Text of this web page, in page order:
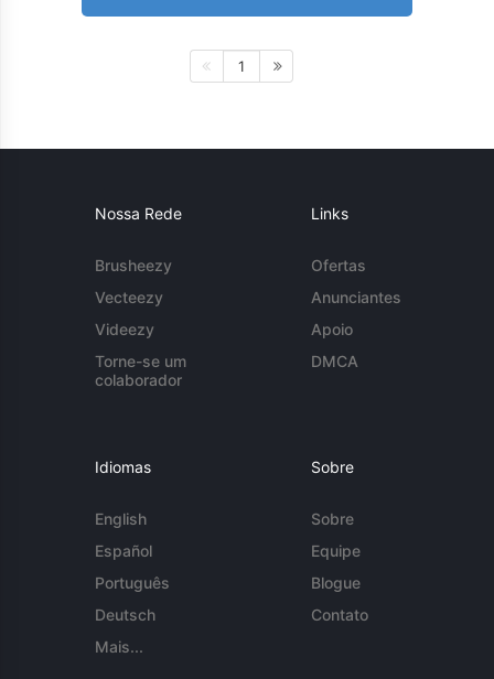
1
Nossa Rede
Brusheezy
Vecteezy
Videezy
Torne-se um
colaborador
Links
Ofertas
Anunciantes
Apoio
DMCA
Idiomas
English
Español
Português
Deutsch
Mais...
Sobre
Sobre
Equipe
Blogue
Contato